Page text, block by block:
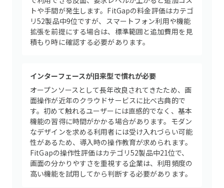
トや手間が発生します。FitGapの料金評価はカテゴ
リ52製品中9位ですが、スマートフォン利用や機能
拡張を前提にする場合は、標準範囲と追加費用を見
積もり時に確認する必要があります。
インターフェースが旧来型で慣れが必要
オープンソースとして長年改良されてきたため、画
面操作が近年のクラウドサービスに比べ古典的で
す。初めて触れるユーザーには直感的でなく、基本
機能の習得に時間がかかる場合があります。モダン
なデザインを求める利用者には受け入れづらい可能
性があるため、導入時の操作教育が求められます。
FitGapの操作性評価はカテゴリ52製品中21位で、
画面の分かりやすさを重視する企業は、利用頻度の
高い機能を試用してから判断する必要があります。